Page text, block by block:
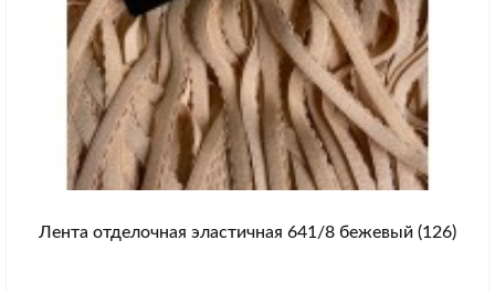
Лента отделочная эластичная 641/8 бежевый (126)